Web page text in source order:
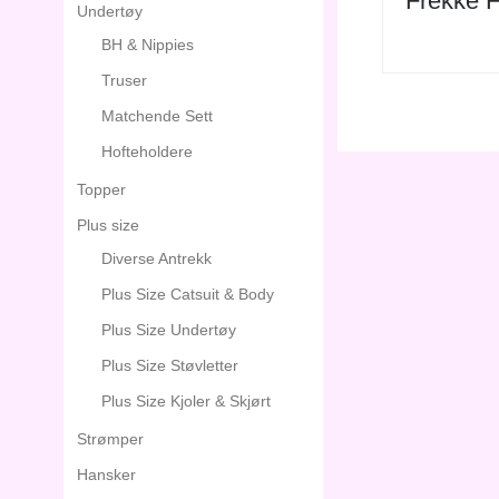
Undertøy
BH & Nippies
Truser
Matchende Sett
Hofteholdere
Topper
Plus size
Diverse Antrekk
Plus Size Catsuit & Body
Plus Size Undertøy
Plus Size Støvletter
Plus Size Kjoler & Skjørt
Strømper
Hansker